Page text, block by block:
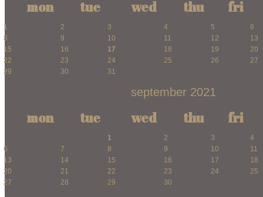
mon tue wed thu fri
1 2 3 4 5
6
8
9 10 11 12
13
15
16 17 18 19
20
22
23 24 25 26
27
29
30 31
september 2021
mon tue wed thu fri
1 2 3
4
6
7 8 9 10
11
13
14 15 16 17
18
20
21 22 23 24
25
27
28 29 30